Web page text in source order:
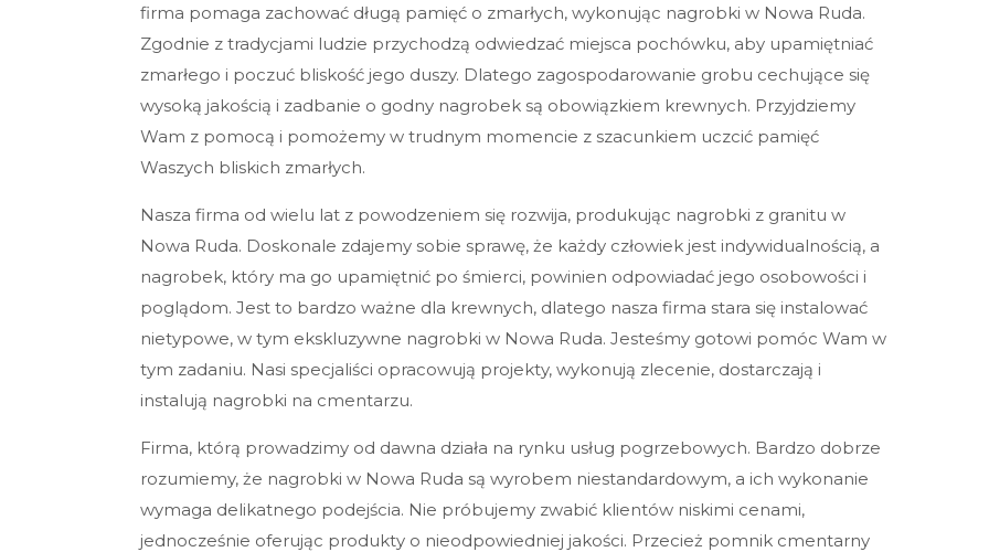
firma pomaga zachować długą pamięć o zmarłych, wykonując nagrobki w Nowa Ruda.
Zgodnie z tradycjami ludzie przychodzą odwiedzać miejsca pochówku, aby upamiętniać
zmarłego i poczuć bliskość jego duszy. Dlatego zagospodarowanie grobu cechujące się
wysoką jakością i zadbanie o godny nagrobek są obowiązkiem krewnych. Przyjdziemy
Wam z pomocą i pomożemy w trudnym momencie z szacunkiem uczcić pamięć
Waszych bliskich zmarłych.
Nasza firma od wielu lat z powodzeniem się rozwija, produkując nagrobki z granitu w
Nowa Ruda. Doskonale zdajemy sobie sprawę, że każdy człowiek jest indywidualnością, a
nagrobek, który ma go upamiętnić po śmierci, powinien odpowiadać jego osobowości i
poglądom. Jest to bardzo ważne dla krewnych, dlatego nasza firma stara się instalować
nietypowe, w tym ekskluzywne nagrobki w Nowa Ruda. Jesteśmy gotowi pomóc Wam w
tym zadaniu. Nasi specjaliści opracowują projekty, wykonują zlecenie, dostarczają i
instalują nagrobki na cmentarzu.
Firma, którą prowadzimy od dawna działa na rynku usług pogrzebowych. Bardzo dobrze
rozumiemy, że nagrobki w Nowa Ruda są wyrobem niestandardowym, a ich wykonanie
wymaga delikatnego podejścia. Nie próbujemy zwabić klientów niskimi cenami,
jednocześnie oferując produkty o nieodpowiedniej jakości. Przecież pomnik cmentarny
Twoje imię:
Telefon:
Twoje miasto
Twój e-mail